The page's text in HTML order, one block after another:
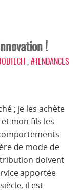
!
#TENDANCES
; je les achète
mon fils les
de mode de
doivent
apportée
il est